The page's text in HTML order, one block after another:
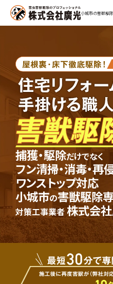
小城市の害獣駆
捕獲・駆除だけでなく
フン清掃・消毒・再
ワンストップ対応
小城市の害獣駆除
対策工事業者株式会